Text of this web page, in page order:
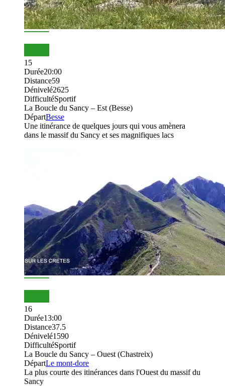
15
Durée20:00
Distance59
Dénivelé2625
DifficultéSportif
La Boucle du Sancy – Est (Besse)
DépartBesse
Une itinérance de quelques jours qui vous amènera
dans le massif du Sancy et ses magnifiques lacs
16
Durée13:00
Distance37.5
Dénivelé1590
DifficultéSportif
La Boucle du Sancy – Ouest (Chastreix)
DépartLe mont-dore
La plus courte des itinérances dans l'Ouest du massif du
Sancy